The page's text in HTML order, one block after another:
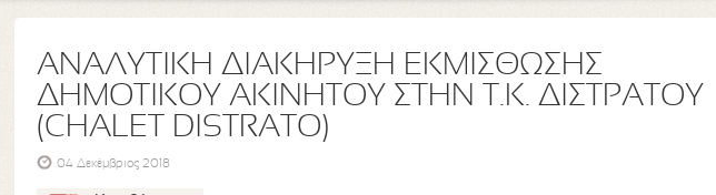
ΑΝΑΛΥΤΙΚΗ ΔΙΑΚΗΡΥΞΗ ΕΚΜΙΣΘΩΣΗΣ
ΔΗΜΟΤΙΚΟΥ ΑΚΙΝΗΤΟΥ ΣΤΗΝ Τ.Κ. ΔΙΣΤΡΑΤΟΥ
(CHALET DISTRATO)
04 Δεκέμβριος 2018